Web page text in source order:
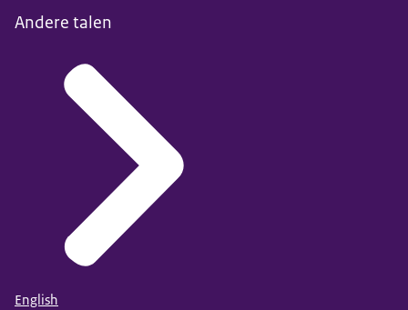
Andere talen
English